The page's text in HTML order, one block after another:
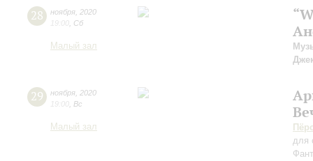
28 ноября 2020
19:00 Сб
Малый зал
29 ноября 2020
19:00 Вс
Малый зал
для